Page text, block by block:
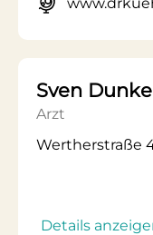
Sven
Arzt
Wertherstraße
Details